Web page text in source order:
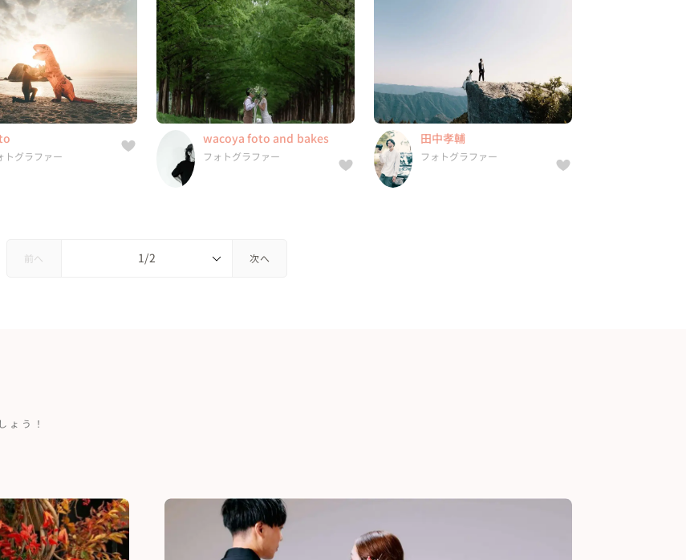
ファー
5年
-
, 福井県, 滋賀県, 京都府,
トグラファー
wacoya foto and bakes
フォトグラファー
10件 14年
5.0
滋賀県, 京都府, 東京都, 大阪府,
...
wacoya foto and bakes
フォトグラファー
3件 6年
-
三重県, 北海道, 栃木県, 東京都,
...
田中孝輔
フォトグラファー
前へ 次へ
ょう！